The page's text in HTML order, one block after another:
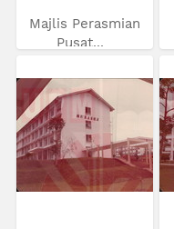
Majlis Perasmian
Pusat...